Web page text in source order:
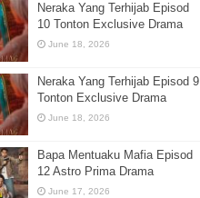
Neraka Yang Terhijab Episod
10 Tonton Exclusive Drama
June 18, 2026
Neraka Yang Terhijab Episod 9
Tonton Exclusive Drama
June 18, 2026
Bapa Mentuaku Mafia Episod
12 Astro Prima Drama
June 17, 2026